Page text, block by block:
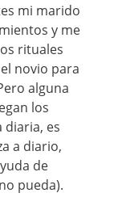
mi marido
y me
rituales
novio para
alguna
los
diaria, es
a diario,
de
pueda).